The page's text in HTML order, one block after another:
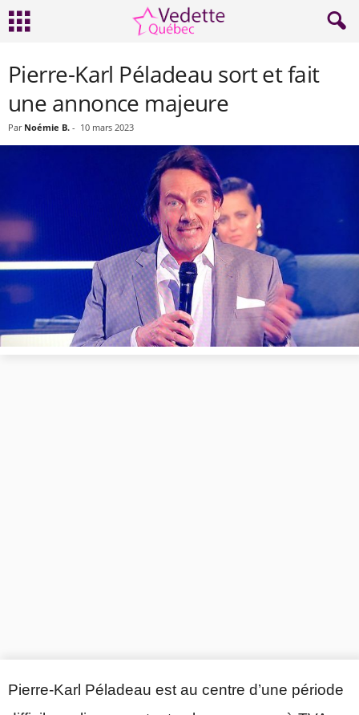
Pierre-Karl Péladeau sort et fait
une annonce majeure
Par Noémie B. - 10 mars 2023
Pierre-Karl Péladeau est au centre d’une période